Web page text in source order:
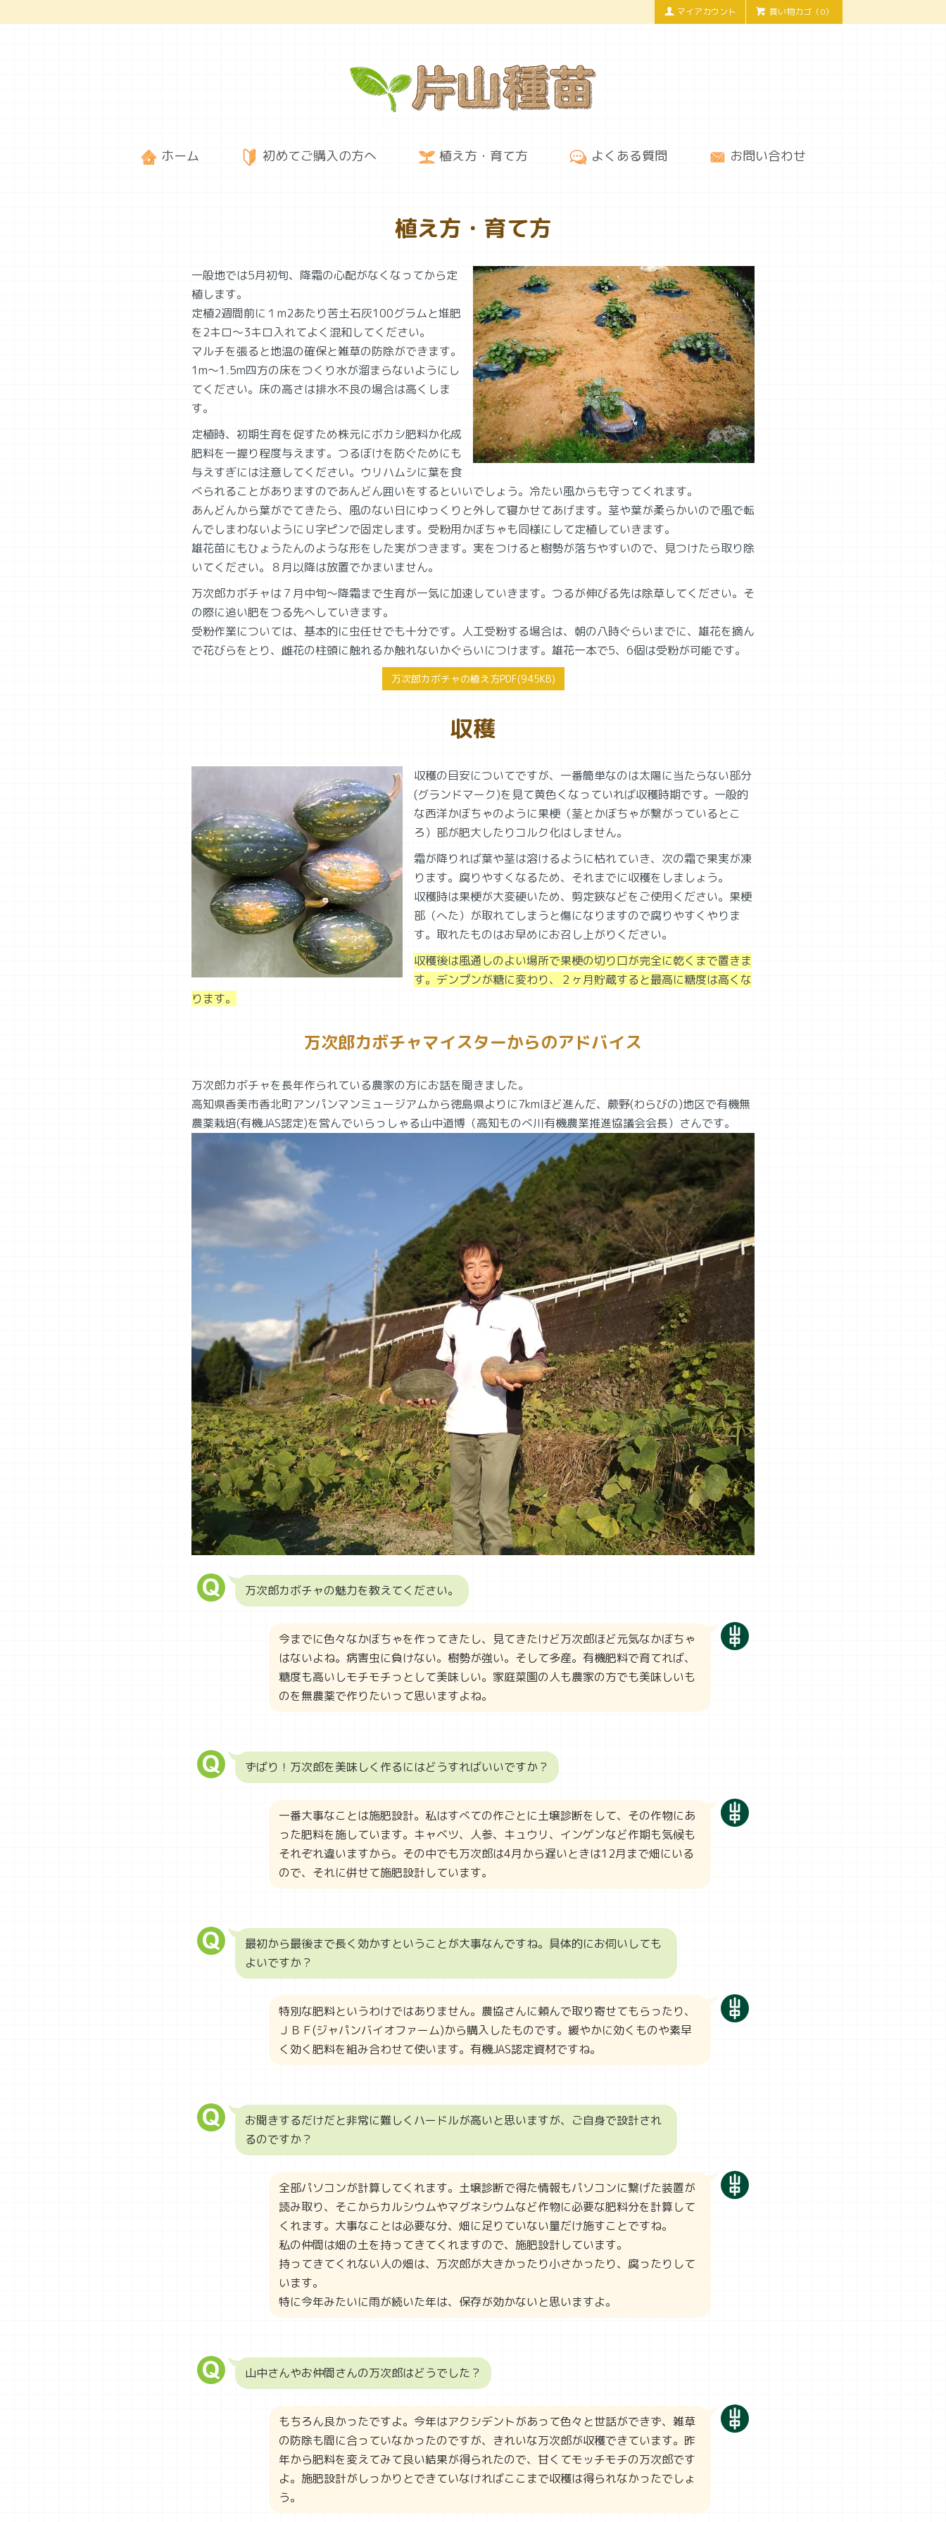
買い物カゴ（0）
マイアカウント
ホーム 初めてご購入の方へ 植え方・育て方 よくある質問 お問い合わせ
植え方・育て方
一般地では5月初旬、降霜の心配がなくなってから定
植します。
定植2週間前に１m2あたり苦土石灰100グラムと堆肥
を2キロ～3キロ入れてよく混和してください。
マルチを張ると地温の確保と雑草の防除ができます。
1m～1.5m四方の床をつくり水が溜まらないようにし
てください。床の高さは排水不良の場合は高くしま
す。
定植時、初期生育を促すため株元にボカシ肥料か化成
肥料を一握り程度与えます。つるぼけを防ぐためにも
与えすぎには注意してください。ウリハムシに葉を食
べられることがありますのであんどん囲いをするといいでしょう。冷たい風からも守ってくれます。
あんどんから葉がでてきたら、風のない日にゆっくりと外して寝かせてあげます。茎や葉が柔らかいので風で転
んでしまわないようにＵ字ピンで固定します。受粉用かぼちゃも同様にして定植していきます。
雄花苗にもひょうたんのような形をした実がつきます。実をつけると樹勢が落ちやすいので、見つけたら取り除
いてください。８月以降は放置でかまいません。
万次郎カボチャは７月中旬～降霜まで生育が一気に加速していきます。つるが伸びる先は除草してください。そ
の際に追い肥をつる先へしていきます。
受粉作業については、基本的に虫任せでも十分です。人工受粉する場合は、朝の八時ぐらいまでに、雄花を摘ん
で花びらをとり、雌花の柱頭に触れるか触れないかぐらいにつけます。雄花一本で5、6個は受粉が可能です。
万次郎カボチャの植え方PDF(945KB)
収穫
収穫の目安についてですが、一番簡単なのは太陽に当たらない部分
(グランドマーク)を見て黄色くなっていれば収穫時期です。一般的
な西洋かぼちゃのように果梗（茎とかぼちゃが繋がっているとこ
ろ）部が肥大したりコルク化はしません。
霜が降りれば葉や茎は溶けるように枯れていき、次の霜で果実が凍
ります。腐りやすくなるため、それまでに収穫をしましょう。
収穫時は果梗が大変硬いため、剪定鋏などをご使用ください。果梗
部（へた）が取れてしまうと傷になりますので腐りやすくやりま
す。取れたものはお早めにお召し上がりください。
収穫後は風通しのよい場所で果梗の切り口が完全に乾くまで置きま
す。デンプンが糖に変わり、２ヶ月貯蔵すると最高に糖度は高くな
ります。
万次郎カボチャマイスターからのアドバイス
万次郎カボチャを長年作られている農家の方にお話を聞きました。
高知県香美市香北町アンパンマンミュージアムから徳島県よりに7kmほど進んだ、蕨野(わらびの)地区で有機無
農薬栽培(有機JAS認定)を営んでいらっしゃる山中道博（高知ものべ川有機農業推進協議会会長）さんです。
万次郎カボチャの魅力を教えてください。
今までに色々なかぼちゃを作ってきたし、見てきたけど万次郎ほど元気なかぼちゃ
はないよね。病害虫に負けない。樹勢が強い。そして多産。有機肥料で育てれば、
糖度も高いしモチモチっとして美味しい。家庭菜園の人も農家の方でも美味しいも
のを無農薬で作りたいって思いますよね。
ずばり！万次郎を美味しく作るにはどうすればいいですか？
一番大事なことは施肥設計。私はすべての作ごとに土壌診断をして、その作物にあ
った肥料を施しています。キャベツ、人参、キュウリ、インゲンなど作期も気候も
それぞれ違いますから。その中でも万次郎は4月から遅いときは12月まで畑にいる
ので、それに併せて施肥設計しています。
最初から最後まで長く効かすということが大事なんですね。具体的にお伺いしても
よいですか？
特別な肥料というわけではありません。農協さんに頼んで取り寄せてもらったり、
ＪＢＦ(ジャパンバイオファーム)から購入したものです。緩やかに効くものや素早
く効く肥料を組み合わせて使います。有機JAS認定資材ですね。
お聞きするだけだと非常に難しくハードルが高いと思いますが、ご自身で設計され
るのですか？
全部パソコンが計算してくれます。土壌診断で得た情報もパソコンに繋げた装置が
読み取り、そこからカルシウムやマグネシウムなど作物に必要な肥料分を計算して
くれます。大事なことは必要な分、畑に足りていない量だけ施すことですね。
私の仲間は畑の土を持ってきてくれますので、施肥設計しています。
持ってきてくれない人の畑は、万次郎が大きかったり小さかったり、腐ったりして
います。
特に今年みたいに雨が続いた年は、保存が効かないと思いますよ。
山中さんやお仲間さんの万次郎はどうでした？
もちろん良かったですよ。今年はアクシデントがあって色々と世話ができず、雑草
の防除も間に合っていなかったのですが、きれいな万次郎が収穫できています。昨
年から肥料を変えてみて良い結果が得られたので、甘くてモッチモチの万次郎です
よ。施肥設計がしっかりとできていなければここまで収穫は得られなかったでしょ
う。